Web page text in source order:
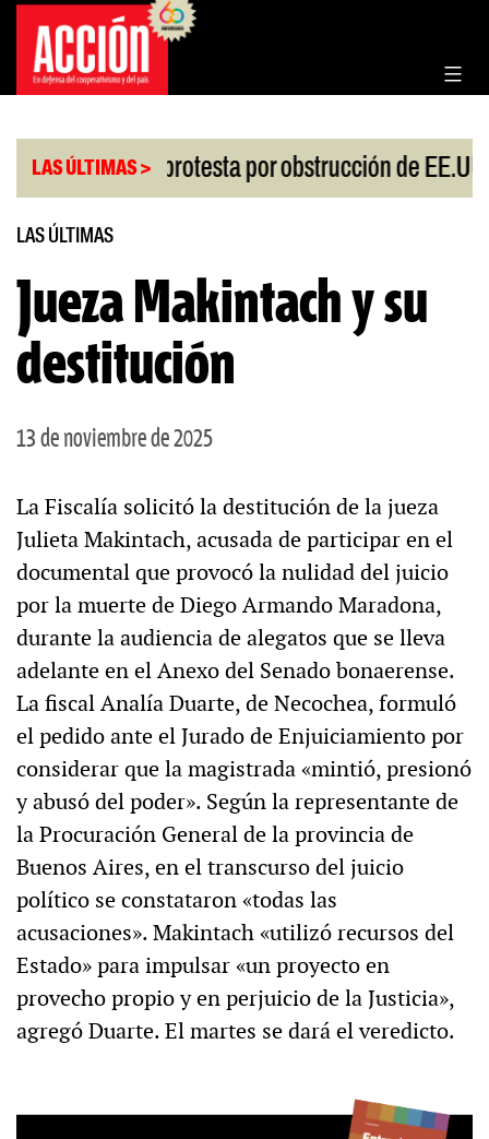
Saltar
contenido
LAS ÚLTIMAS >
| China protesta por obstrucción de EE.UU
LAS ÚLTIMAS
Jueza Makintach y su
destitución
13 de noviembre de 2025
La Fiscalía solicitó la destitución de la jueza
Julieta Makintach, acusada de participar en el
documental que provocó la nulidad del juicio
por la muerte de Diego Armando Maradona,
durante la audiencia de alegatos que se lleva
adelante en el Anexo del Senado bonaerense.
La fiscal Analía Duarte, de Necochea, formuló
el pedido ante el Jurado de Enjuiciamiento por
considerar que la magistrada «mintió, presionó
y abusó del poder». Según la representante de
la Procuración General de la provincia de
Buenos Aires, en el transcurso del juicio
político se constataron «todas las
acusaciones». Makintach «utilizó recursos del
Estado» para impulsar «un proyecto en
provecho propio y en perjuicio de la Justicia»,
agregó Duarte. El martes se dará el veredicto.